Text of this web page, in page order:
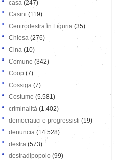
casa (247)
Casini (119)
Centrodestra in Liguria (35)
Chiesa (276)
Cina (10)
Comune (342)
Coop (7)
Cossiga (7)
Costume (5.581)
criminalità (1.402)
democratici e progressisti (19)
denuncia (14.528)
destra (573)
destradipopolo (99)